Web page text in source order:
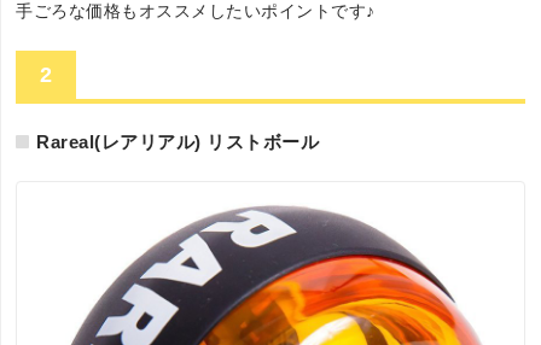
手ごろな価格もオススメしたいポイントです♪
2
Rareal(レアリアル) リストボール